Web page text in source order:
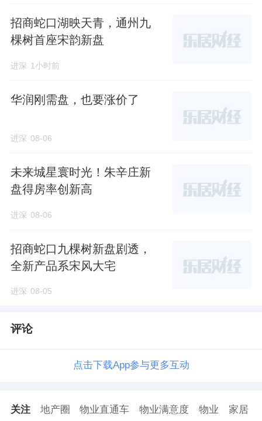
维度 位列前茅。这一成绩不仅高于许多同类改
善项目，更体现了其在“地段稀缺性”与“交通便
捷度”之间的完美平衡。
相较于部分虽为地铁上盖但缺乏低密环境的项
目，武林宸院以更纯粹的居住体验，换取了稍
作接驳即可享受的顶级交通资源。而随着15号
价值的二次跃升。
结语
砌”，而是一种“进可繁华、退可静谧”的生活方
全城；未来，随着15号线三塘站的开通，项目
追求主城核心低密生活的塔尖客群而言，武林
一张通往杭州未来的高效通行券。
招商蛇口湖映天青，通州九
棵树首座宋韵新盘
进深 1小时前
华润刚需盘，也要涨价了
进深 08-06
未来城星寰时光！朱辛庄新
盘得房率创新高
进深 08-06
招商蛇口九棵树新盘剧透，
全新产品系宋风大宅
进深 08-05
评论
点击下载App参与更多互动
关注 地产圈 物业直通车 物业满意度 物业 家居